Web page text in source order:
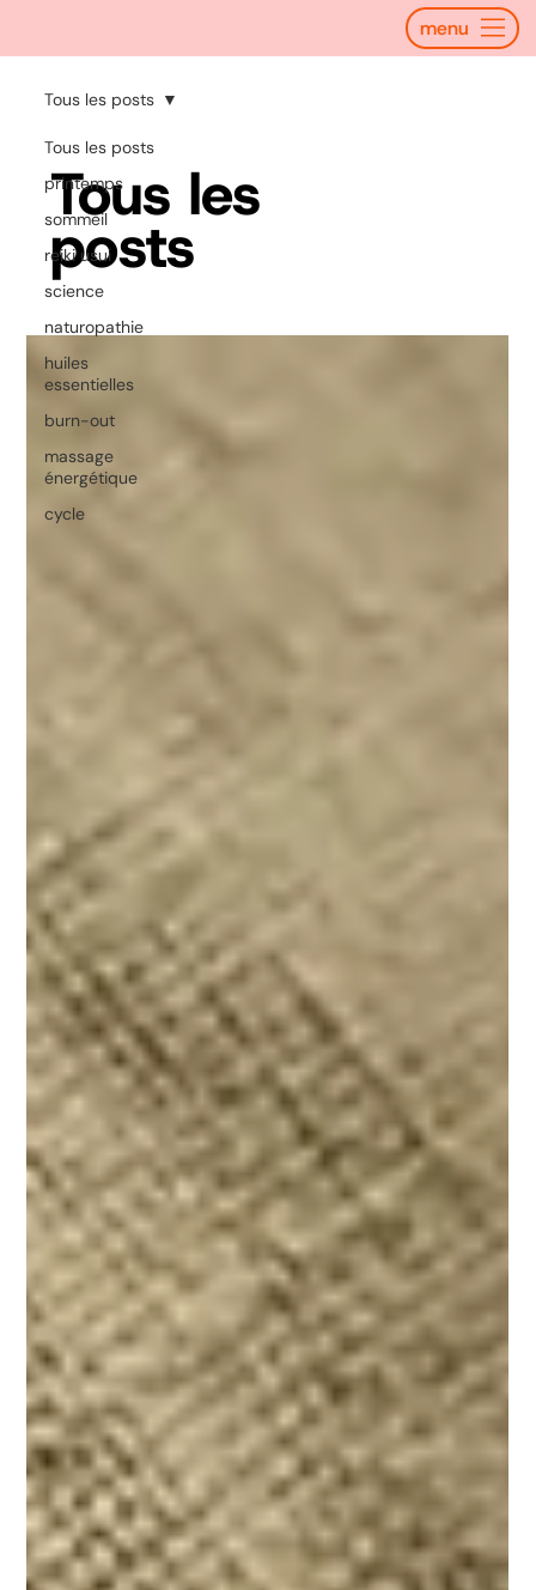
menu
Tous les posts
printemps
sommeil
reiki usui
science
naturopathie
huiles
essentielles
burn-out
massage
énergétique
cycle
Tous les posts
Tous les
posts